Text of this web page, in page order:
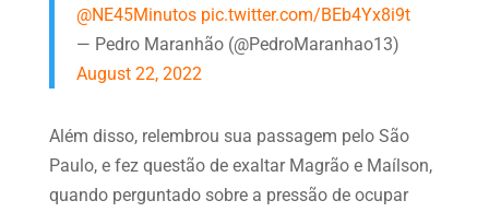
@NE45Minutos pic.twitter.com/BEb4Yx8i9t
— Pedro Maranhão (@PedroMaranhao13)
August 22, 2022
Além disso, relembrou sua passagem pelo São
Paulo, e fez questão de exaltar Magrão e Maílson,
quando perguntado sobre a pressão de ocupar